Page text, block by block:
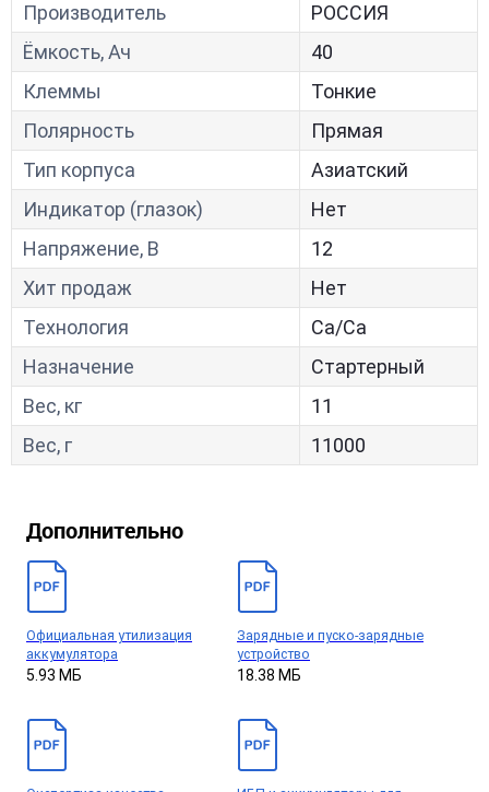
Производитель
РОССИЯ
Ёмкость, Ач
40
Клеммы
Тонкие
Полярность
Прямая
Тип корпуса
Азиатский
Индикатор (глазок)
Нет
Напряжение, В
12
Хит продаж
Нет
Технология
Са/Са
Назначение
Стартерный
Вес, кг
11
Вес, г
11000
Дополнительно
Официальная утилизация
аккумулятора
5.93 МБ
Зарядные и пуско-зарядные
устройство
18.38 МБ